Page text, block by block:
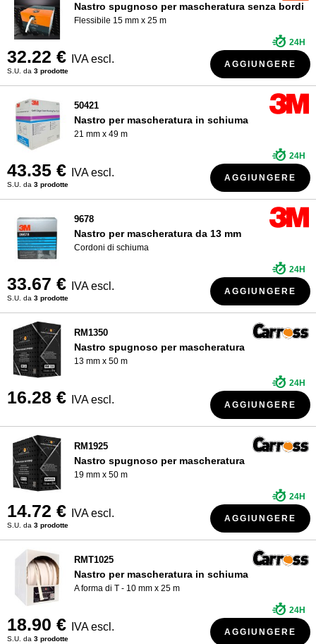
Nastro spugnoso per mascheratura senza bordi
Flessibile 15 mm x 25 m
32.22 € IVA escl.
S.U. da 3 prodotte
24H
AGGIUNGERE
50421
Nastro per mascheratura in schiuma
21 mm x 49 m
43.35 € IVA escl.
S.U. da 3 prodotte
24H
AGGIUNGERE
9678
Nastro per mascheratura da 13 mm
Cordoni di schiuma
33.67 € IVA escl.
S.U. da 3 prodotte
24H
AGGIUNGERE
RM1350
Nastro spugnoso per mascheratura
13 mm x 50 m
16.28 € IVA escl.
24H
AGGIUNGERE
RM1925
Nastro spugnoso per mascheratura
19 mm x 50 m
14.72 € IVA escl.
S.U. da 3 prodotte
24H
AGGIUNGERE
RMT1025
Nastro per mascheratura in schiuma
A forma di T - 10 mm x 25 m
18.90 € IVA escl.
S.U. da 3 prodotte
24H
AGGIUNGERE